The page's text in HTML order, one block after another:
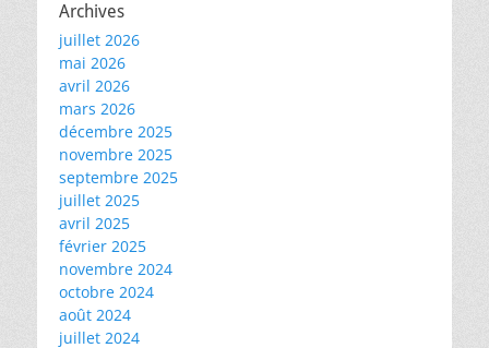
Archives
juillet 2026
mai 2026
avril 2026
mars 2026
décembre 2025
novembre 2025
septembre 2025
juillet 2025
avril 2025
février 2025
novembre 2024
octobre 2024
août 2024
juillet 2024